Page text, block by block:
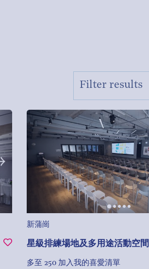
新蒲崗
星級排練場地及多用途活動空間
多至 250 加入我的喜愛清單